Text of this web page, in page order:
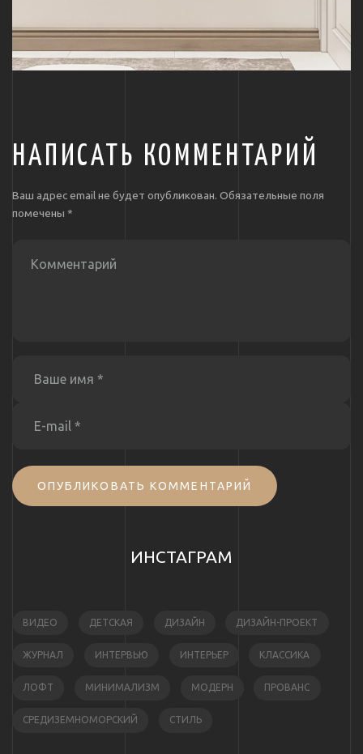
НАПИСАТЬ КОММЕНТАРИЙ
Ваш адрес email не будет опубликован. Обязательные поля
помечены *
ОПУБЛИКОВАТЬ КОММЕНТАРИЙ
ИНСТАГРАМ
ВИДЕО ДЕТСКАЯ ДИЗАЙН ДИЗАЙН-ПРОЕКТ
ЖУРНАЛ ИНТЕРВЬЮ ИНТЕРЬЕР КЛАССИКА
ЛОФТ МИНИМАЛИЗМ МОДЕРН ПРОВАНС
СРЕДИЗЕМНОМОРСКИЙ СТИЛЬ